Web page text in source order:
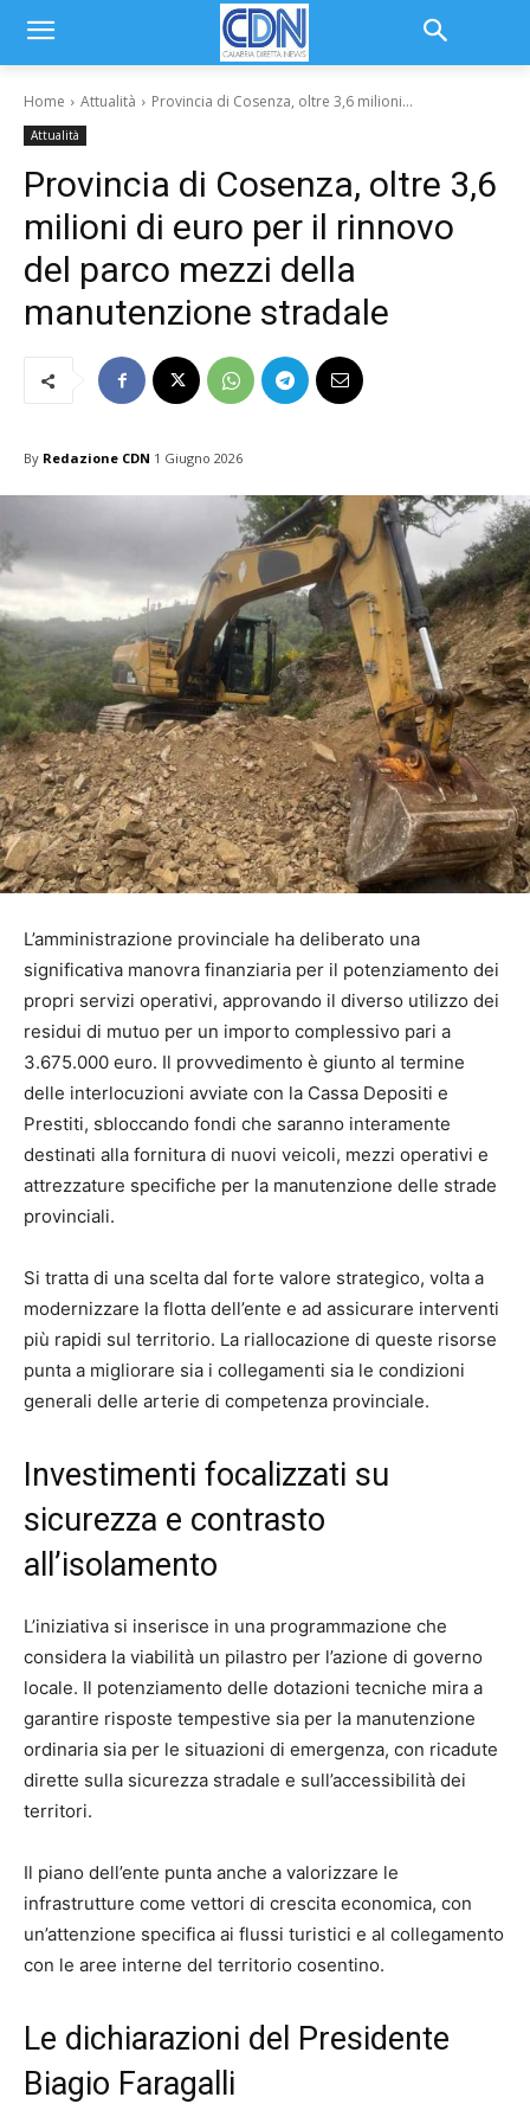
Home Attualità Provincia di Cosenza, oltre 3,6 milioni...
Attualità
Provincia di Cosenza, oltre 3,6
milioni di euro per il rinnovo
del parco mezzi della
manutenzione stradale
By Redazione CDN 1 Giugno 2026
L’amministrazione provinciale ha deliberato una
significativa manovra finanziaria per il potenziamento dei
propri servizi operativi, approvando il diverso utilizzo dei
residui di mutuo per un importo complessivo pari a
3.675.000 euro. Il provvedimento è giunto al termine
delle interlocuzioni avviate con la Cassa Depositi e
Prestiti, sbloccando fondi che saranno interamente
destinati alla fornitura di nuovi veicoli, mezzi operativi e
attrezzature specifiche per la manutenzione delle strade
provinciali.
Si tratta di una scelta dal forte valore strategico, volta a
modernizzare la flotta dell’ente e ad assicurare interventi
più rapidi sul territorio. La riallocazione di queste risorse
punta a migliorare sia i collegamenti sia le condizioni
generali delle arterie di competenza provinciale.
Investimenti focalizzati su
sicurezza e contrasto
all’isolamento
L’iniziativa si inserisce in una programmazione che
considera la viabilità un pilastro per l’azione di governo
locale. Il potenziamento delle dotazioni tecniche mira a
garantire risposte tempestive sia per la manutenzione
ordinaria sia per le situazioni di emergenza, con ricadute
dirette sulla sicurezza stradale e sull’accessibilità dei
territori.
Il piano dell’ente punta anche a valorizzare le
infrastrutture come vettori di crescita economica, con
un’attenzione specifica ai flussi turistici e al collegamento
con le aree interne del territorio cosentino.
Le dichiarazioni del Presidente
Biagio Faragalli